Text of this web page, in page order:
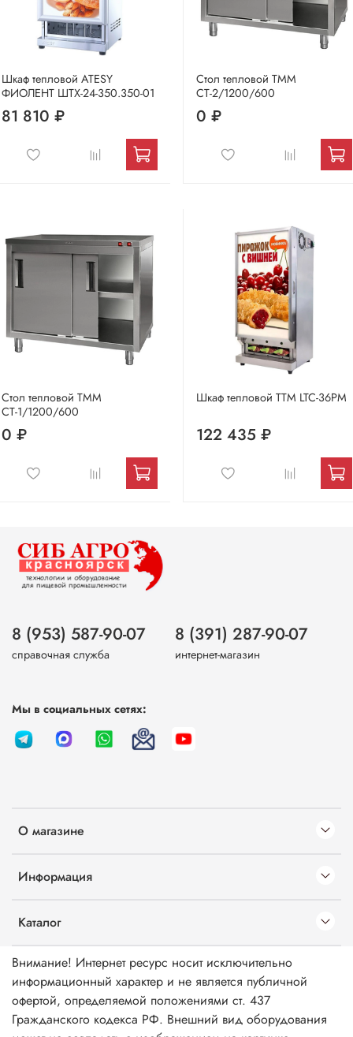
Шкаф тепловой ATESY
ФИОЛЕНТ ШТХ-24-350.350-01
81 810 ₽
Стол тепловой ТММ
СТ-2/1200/600
0 ₽
Стол тепловой ТММ
СТ-1/1200/600
0 ₽
Шкаф тепловой ТТМ LTC-36PM
122 435 ₽
О магазине
Информация
Каталог
8 (953) 587-90-07
справочная служба
8 (391) 287-90-07
интернет-магазин
Мы в социальных сетях:
Внимание! Интернет ресурс носит исключительно
информационный характер и не является публичной
офертой, определяемой положениями ст. 437
Гражданского кодекса РФ. Внешний вид оборудования